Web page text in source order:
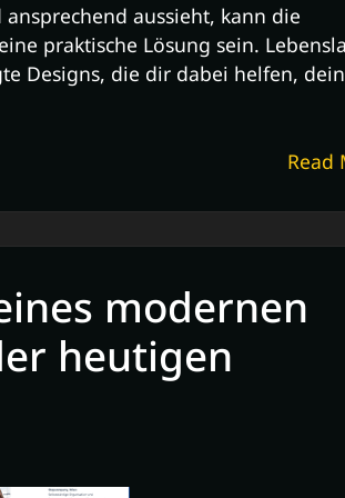
aussieht, kann die
praktische Lösung sein.
Designs, die dir dabei helfen,
Read
modernen
heutigen